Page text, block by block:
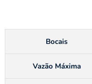
Bocais
Vazão Máxima